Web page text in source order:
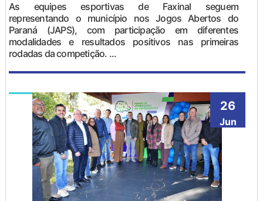
As equipes esportivas de Faxinal seguem
representando o município nos Jogos Abertos do
Paraná (JAPS), com participação em diferentes
modalidades e resultados positivos nas primeiras
rodadas da competição. ...
26
Jun